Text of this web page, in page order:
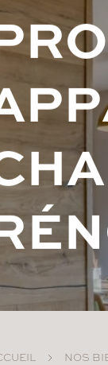
RO
PP
HA
ÉN
NOS